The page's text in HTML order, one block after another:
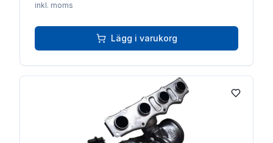
inkl. moms
Lägg i varukorg
Lägg till